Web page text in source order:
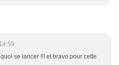
se lancer !!! et bravo pour cette